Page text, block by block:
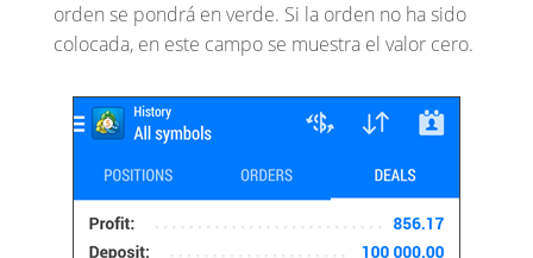
orden se pondrá en verde. Si la orden no ha sido
colocada, en este campo se muestra el valor cero.